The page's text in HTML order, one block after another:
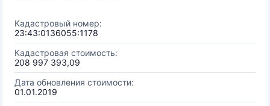
Кадастровый номер:
23:43:0136055:1178
Кадастровая стоимость:
208 997 393,09
Дата обновления стоимости:
01.01.2019